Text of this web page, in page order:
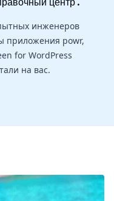
инженеров
приложения powr,
for WordPress
на вас.